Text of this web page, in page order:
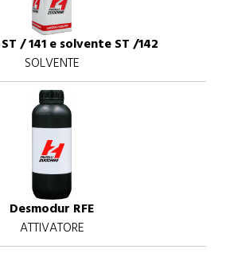
/ 141 e solvente ST /142
SOLVENTE
Desmodur RFE
ATTIVATORE